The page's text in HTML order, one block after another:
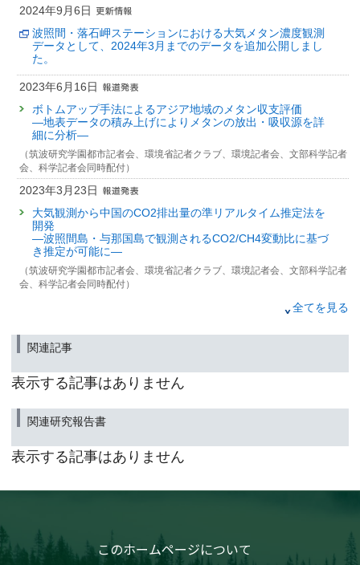
2024年9月6日
波照間・落石岬ステーションにおける大気メタン濃度観測
データとして、2024年3月までのデータを追加公開しまし
た。
2023年6月16日
ボトムアップ手法によるアジア地域のメタン収支評価
—地表データの積み上げによりメタンの放出・吸収源を詳
細に分析—
（筑波研究学園都市記者会、環境省記者クラブ、環境記者会、文部科学記者
会、科学記者会同時配付）
2023年3月23日
大気観測から中国のCO2排出量の準リアルタイム推定法を
開発
—波照間島・与那国島で観測されるCO2/CH4変動比に基づ
き推定が可能に—
（筑波研究学園都市記者会、環境省記者クラブ、環境記者会、文部科学記者
会、科学記者会同時配付）
中国の二酸化炭素放出量の変動
～ロックダウン解除後は前年レベルに～
（筑波研究学園都市記者会、環境省記者クラブ、環境記者会、文部科学記者
会、科学記者会同時配付）
2020年11月5日
二酸化炭素放出量の減少
～波照間島で観測されたCO2とCH4の変動比の解析～
会、科学記者会同時配布）
｢地球環境100年モニタリング ～波照間と落石岬での大気質
監視～｣国立環境研究所「環境儀」第62号の刊行について
（お知らせ）
全てを見る
関連記事
表示する記事はありません
関連研究報告書
表示する記事はありません
このホームページについて